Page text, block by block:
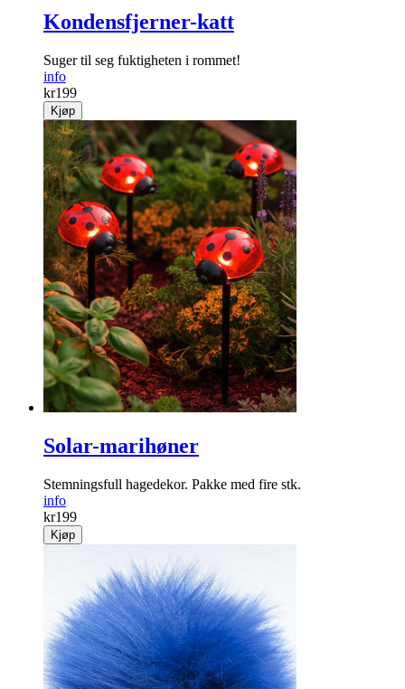
Kondensfjerner-katt
Suger til seg fuktigheten i rommet!
info
kr199
Kjøp
Solar-marihøner
Stemningsfull hage­dekor. Pakke med fire stk.
info
kr199
Kjøp